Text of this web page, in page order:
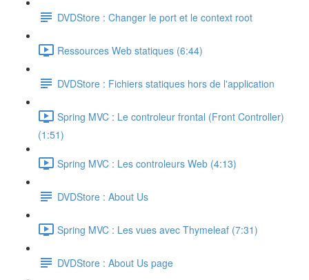
DVDStore : Changer le port et le context root
Ressources Web statiques (6:44)
DVDStore : Fichiers statiques hors de l'application
Spring MVC : Le controleur frontal (Front Controller)
(1:51)
Spring MVC : Les controleurs Web (4:13)
DVDStore : About Us
Spring MVC : Les vues avec Thymeleaf (7:31)
DVDStore : About Us page